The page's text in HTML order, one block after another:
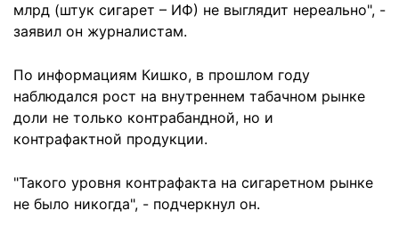
млрд (штук сигарет – ИФ) не выглядит нереально", -
заявил он журналистам.
По информациям Кишко, в прошлом году
наблюдался рост на внутреннем табачном рынке
доли не только контрабандной, но и
контрафактной продукции.
"Такого уровня контрафакта на сигаретном рынке
не было никогда", - подчеркнул он.